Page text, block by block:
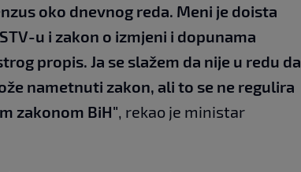
oko dnevnog reda. Meni je doista
u i zakon o izmjeni i dopunama
propis. Ja se slažem da nije u redu da
nametnuti zakon, ali to se ne regulira
zakonom BiH" , rekao je ministar